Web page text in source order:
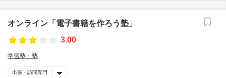
オンライン「電子書籍を作ろう塾」
3.00
学習塾・塾
出張・訪問専門